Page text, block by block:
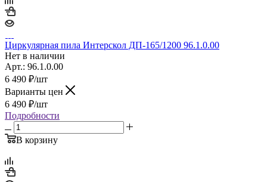
Циркулярная пила Интерскол ДП-165/1200 96.1.0.00
Нет в наличии
Арт.: 96.1.0.00
6 490 ₽/шт
Варианты цен
6 490 ₽/шт
Подробности
В корзину